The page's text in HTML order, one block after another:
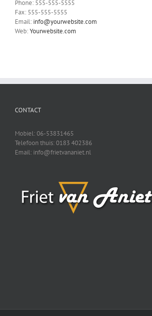
Phone: 555-555-5555
Fax: 555-555-5555
Email: info@yourwebsite.com
Web:Yourwebsite.com
CONTACT
Mobiel: 06-53831465
Telefoon thuis: 0183 402386
Email: info@frietvananiet.nl